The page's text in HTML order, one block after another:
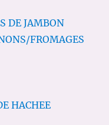
DE JAMBON
FROMAGES
HACHEE